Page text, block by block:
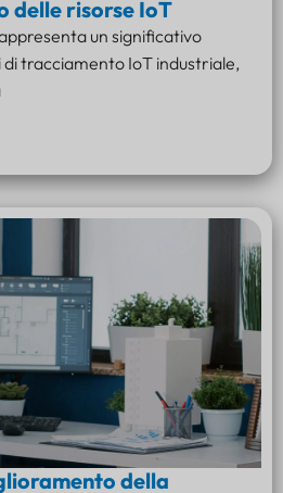
delle risorse IoT
un significativo
di tracciamento IoT industriale,
della